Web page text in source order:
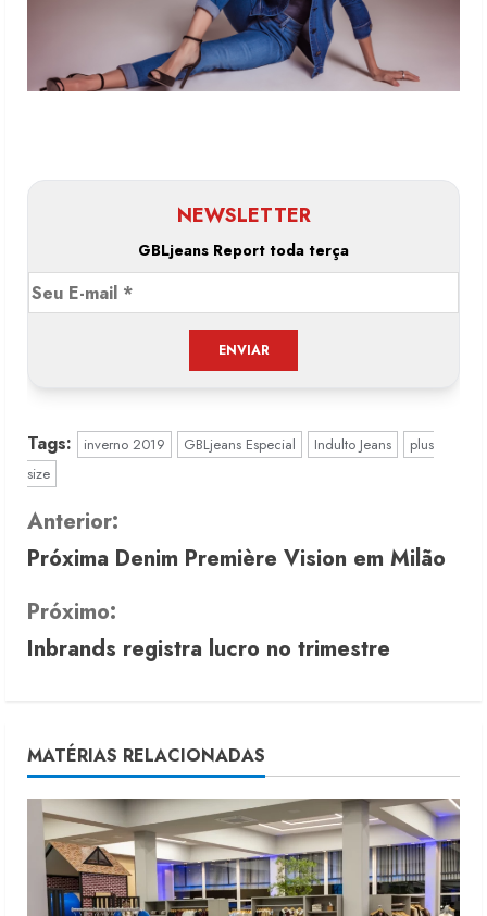
NEWSLETTER
GBLjeans Report toda terça
Tags: inverno 2019 GBLjeans Especial Indulto Jeans
plus
size
C
o
n
t
n
u
e
R
Anterior:
Próxima Denim Première Vision em Milão
Próximo:
Inbrands registra lucro no trimestre
MATÉRIAS RELACIONADAS